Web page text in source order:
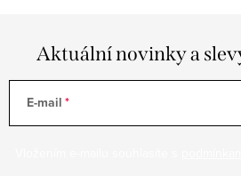
Aktuální novinky a
E-mail